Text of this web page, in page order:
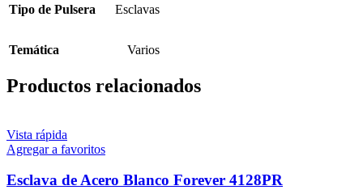
Tipo de Pulsera Esclavas
Temática Varios
Productos relacionados
Vista rápida
Agregar a favoritos
Esclava de Acero Blanco Forever 4128PR